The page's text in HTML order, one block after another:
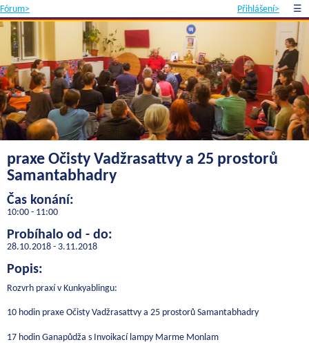
Fórum> Přihlášení> ☰
praxe Očisty Vadžrasattvy a 25 prostorů
Samantabhadry
Čas konání:
10:00 - 11:00
Probíhalo od - do:
28.10.2018 - 3.11.2018
Popis:
Rozvrh praxí v Kunkyablingu:
10 hodin praxe Očisty Vadžrasattvy a 25 prostorů Samantabhadry
17 hodin Ganapůdža s Invoikací lampy Marme Monlam